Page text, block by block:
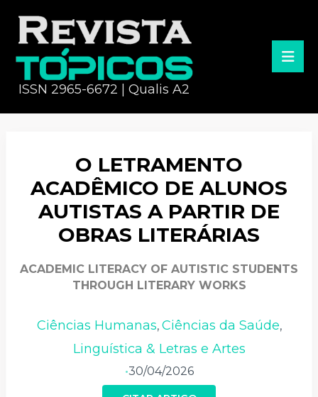
ISSN 2965-6672 | Qualis A2
O LETRAMENTO
ACADÊMICO DE ALUNOS
AUTISTAS A PARTIR DE
OBRAS LITERÁRIAS
ACADEMIC LITERACY OF AUTISTIC STUDENTS
THROUGH LITERARY WORKS
Ciências Humanas, Ciências da Saúde,
Linguística & Letras e Artes
•30/04/2026